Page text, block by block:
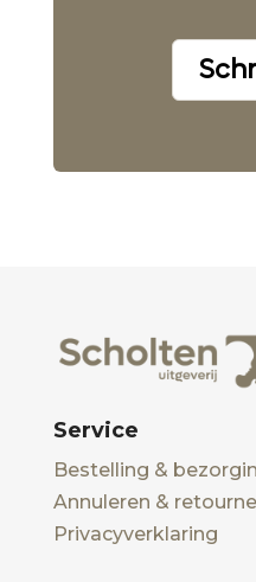
Service
Bestelling &
Annuleren &
Privacyverklaring